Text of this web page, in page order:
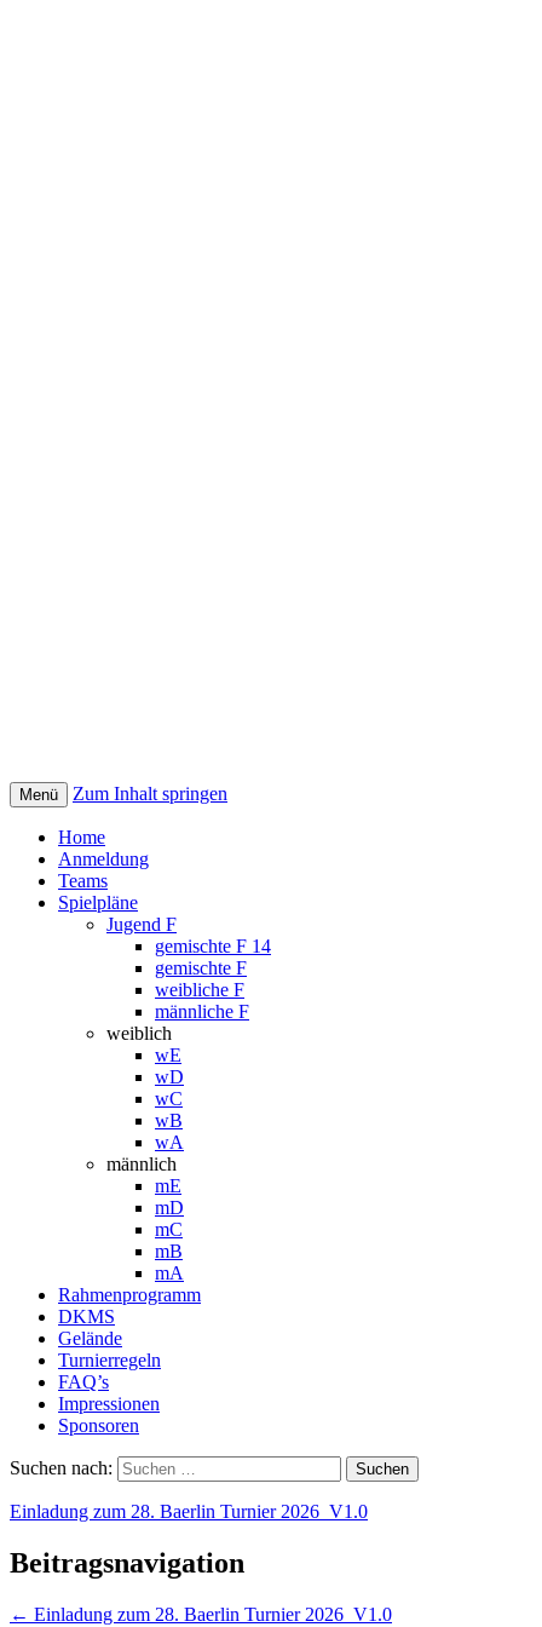
Handballturnier | Bärlin Cup
Menü Zum Inhalt springen
Home
Anmeldung
Teams
Spielpläne
Jugend F
gemischte F 14
gemischte F
weibliche F
männliche F
weiblich
wE
wD
wC
wB
wA
männlich
mE
mD
mC
mB
mA
Rahmenprogramm
DKMS
Gelände
Turnierregeln
FAQ’s
Impressionen
Sponsoren
Suchen nach:
Einladung zum 28. Baerlin Turnier 2026_V1.0
Beitragsnavigation
← Einladung zum 28. Baerlin Turnier 2026_V1.0